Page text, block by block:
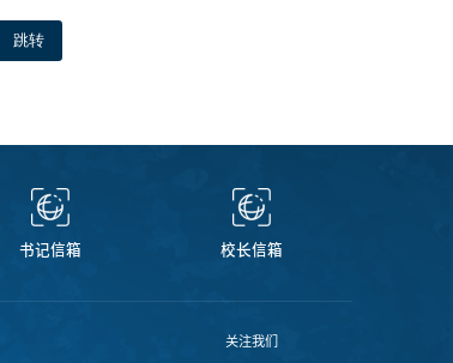
跳转
书记信箱 校长信箱
关注我们